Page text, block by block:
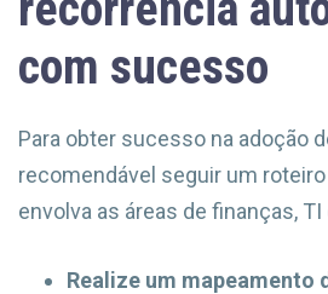
com sucesso
Para obter sucesso na adoção
recomendável seguir um
envolva as áreas de finanças,
Realize um mapeamento